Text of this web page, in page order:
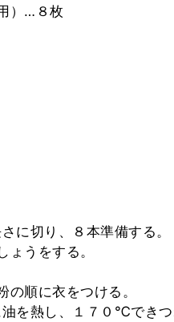
）…８枚
に切り、８本準備する。
ょうをする。
の順に衣をつける。
を熱し、１７０℃できつ